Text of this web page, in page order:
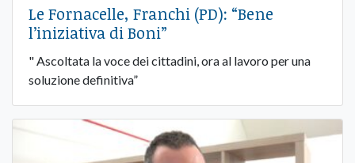
Le Fornacelle, Franchi (PD): “Bene
l’iniziativa di Boni”
" Ascoltata la voce dei cittadini, ora al lavoro per una
soluzione definitiva”